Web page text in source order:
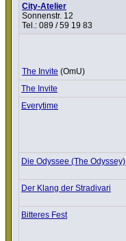
City-Atelier
Sonnenstr. 12
Tel.: 089 / 59 19 83
The Invite (OmU)
The Invite
Everytime
Die Odyssee (The Odyssey)
Der Klang der Stra­di­vari
Bitteres Fest